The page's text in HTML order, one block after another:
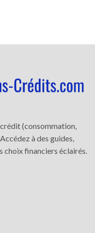
(consommation,
à des guides,
choix financiers éclairés.